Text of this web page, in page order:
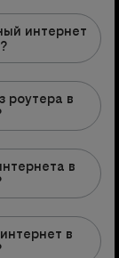
интернет
роутера в
в
в